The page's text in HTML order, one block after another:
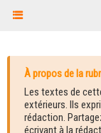
À propos de la
Les textes de
extérieurs. Ils
rédaction.
écrivant à la